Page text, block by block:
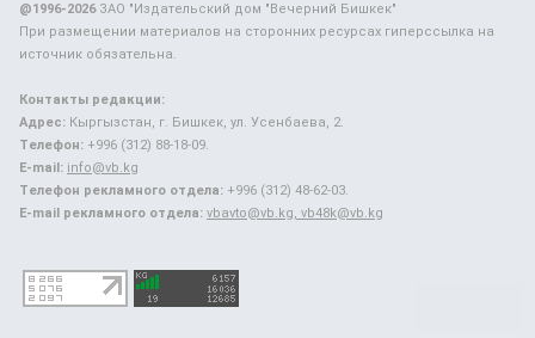
@1996-2026ЗАО "Издательский дом "Вечерний Бишкек"
При размещении материалов на сторонних ресурсах гиперссылка на
источник обязательна.
Контакты редакции:
Адрес: Кыргызстан, г. Бишкек, ул. Усенбаева, 2.
Телефон: +996 (312) 88-18-09.
E-mail: info@vb.kg
Телефон рекламного отдела: +996 (312) 48-62-03.
E-mail рекламного отдела: vbavto@vb.kg, vb48k@vb.kg